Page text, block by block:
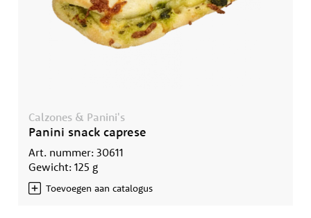
Calzones & Panini's
Panini snack caprese
Art. nummer: 30611
Gewicht: 125 g
Toevoegen aan catalogus